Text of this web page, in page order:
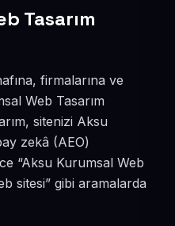
Tasarım
firmalarına ve
Web Tasarım
sitenizi Aksu
zekâ (AEO)
“Aksu Kurumsal Web
sitesi” gibi aramalarda